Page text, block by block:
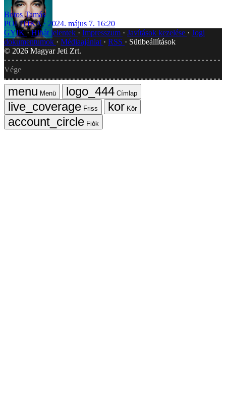
Botos Tamás
POLITIKA
2024. május 7. 16:20
GYIK Hibát jelentek Impresszum Javítások kezelése
Jogi
dokumentumok
Médiaajánlat RSS
Sütibeállítások
© 2026 Magyar Jeti Zrt.
Vége
Menü
Címlap
Friss
Kör
Fiók